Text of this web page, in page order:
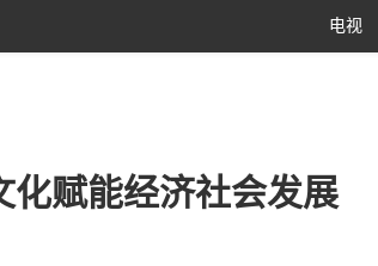
电视
化赋能经济社会发展